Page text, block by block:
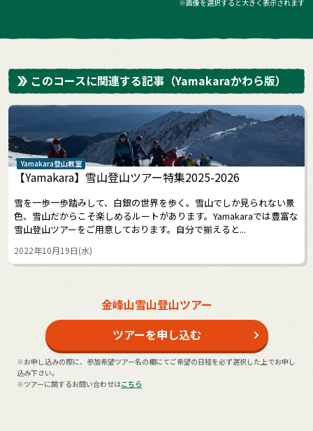
※画像を選択すると大きく表示されます
このコースに関連する記事 （Yamakaraかわら版）
Yamakara登山教室
【Yamakara】雪山登山ツアー特集2025-2026
雪を一歩一歩踏みして、白銀の世界を歩く。雪山でしか見られない景
色、雪山だからこそ楽しめるルートがあります。Yamakaraでは豊富な
雪山登山ツアーをご用意しております。自分で揃えると...
2022年10月19日(水)
金峰山雪山登山ツアー
ツアーを申し込む
※お申し込みの際に、参加希望ツアー名の欄にてご希望の日程を必ず選択した上でお申し
込み下さい。
※ツアーに関するお問い合わせはこちら